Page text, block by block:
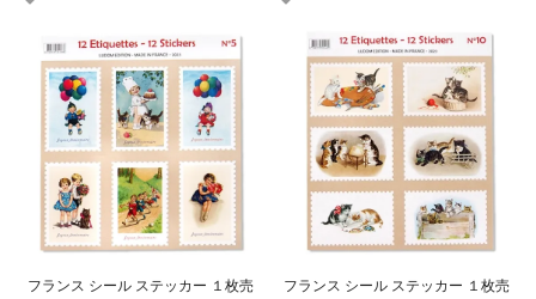
フランス シール ステッカー １枚売
フランス シール ステッカー １枚売